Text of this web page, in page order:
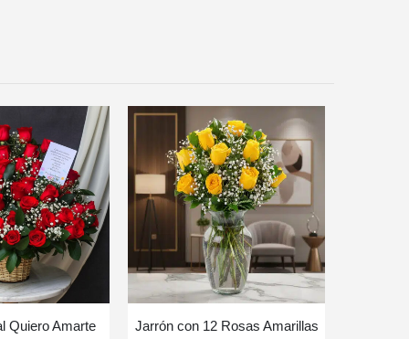
Quiero Amarte Jarrón con 12 Rosas Amarillas